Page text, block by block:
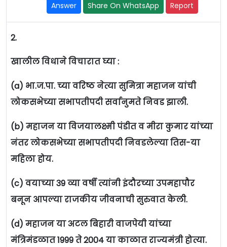
Answer Share On WhatsApp Report
2.
खालील विधाने विचारात घ्या :
(a) भा.ज.पा. च्या वरिष्ठ नेत्या सुमित्रा महाजन यांची
लोकसभेच्या सभापतीपदी सर्वानुमते निवड झाली.
(b) महाजन या विजयालक्ष्मी पंडीत व मीरा कुमार यांच्या
नंतर लोकसभेच्या सभापतीपदी निवडलेल्या तिस-या
महिला होय.
(c) वयाच्या 39 व्या वर्षी त्यांनी इंदौरच्या उपमहापौर
बनून आपल्या राजकीय जीवनाची सुरुवात केली.
(d) महाजन या अटल बिहारी वाजपेयी यांच्या
मंत्रिमंडळात 1999 ते 2004 या काळात राज्यमंत्री होत्या.